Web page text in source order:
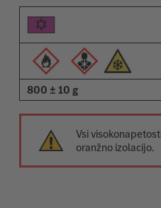
800 ± 10 g
Vsi
oranžno izolacijo.